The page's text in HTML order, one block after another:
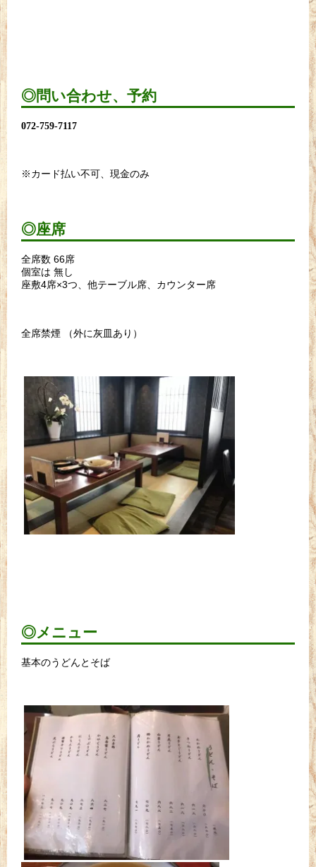
◎問い合わせ、予約
072-759-7117
※カード払い不可、現金のみ
◎座席
全席数 66席
個室は 無し
座敷4席×3つ、他テーブル席、カウンター席
全席禁煙 （外に灰皿あり）
◎メニュー
基本のうどんとそば